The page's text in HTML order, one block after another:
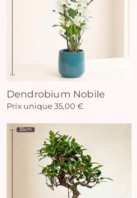
Dendrobium Nobile
Prix unique 35,00 €